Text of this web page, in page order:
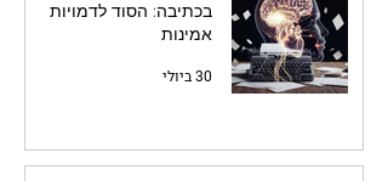
בכתיבה: הסוד לדמויות
אמינות
30 ביולי